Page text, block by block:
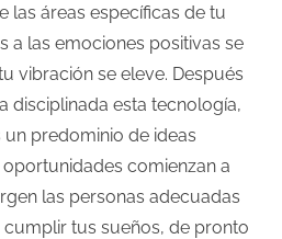
las áreas específicas de tu
a las emociones positivas se
vibración se eleve. Después
disciplinada esta tecnología,
un predominio de ideas
comienzan a
las personas adecuadas
tus sueños, de pronto